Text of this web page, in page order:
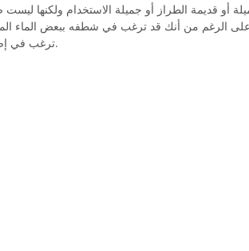
أو قديمة الطراز أو جميلة الاستخدام ولكنها
الرغم من أنك قد ترغب في شطفه ببعض الماء
ترغب في إضافتها إلى مياه القمر.